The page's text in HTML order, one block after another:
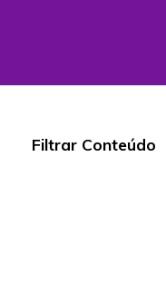
Filtrar Conteúdo